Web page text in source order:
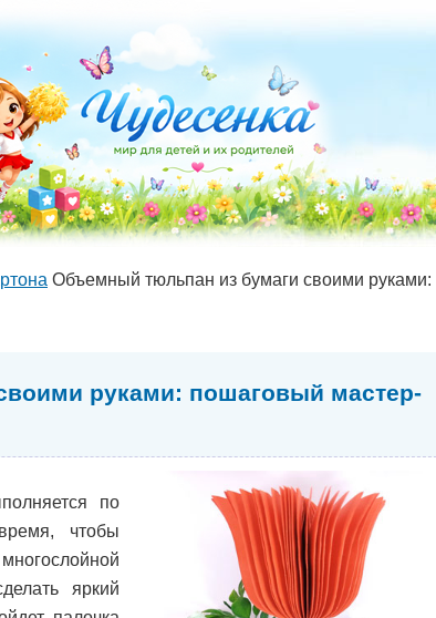
Объемный тюльпан из бумаги своими руками:
руками: пошаговый мастер-
по
чтобы
яркий